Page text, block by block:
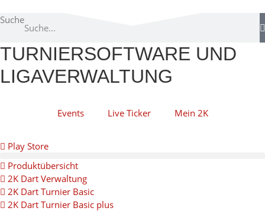
Suche
TURNIERSOFTWARE UND
LIGAVERWALTUNG
Events Live Ticker Mein 2K
Play Store
Produktübersicht
2K Dart Verwaltung
2K Dart Turnier Basic
2K Dart Turnier Basic plus